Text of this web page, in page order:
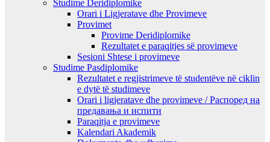
Studime Deridiplomike
Orari i Ligjeratave dhe Provimeve
Provimet
Provime Deridiplomike
Rezultatet e paraqitjes së provimeve
Sesioni Shtese i provimeve
Studime Pasdiplomike
Rezultatet e regjistrimeve të studentëve në ciklin
e dytë të studimeve
Orari i ligjeratave dhe provimeve / Распоред на
предавањa и испити
Paraqitja e provimeve
Kalendari Akademik